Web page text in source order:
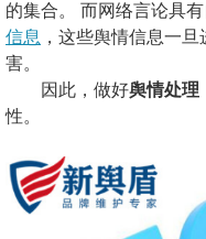
的集合。
而网络言论具
信息 ，这些舆情信息一
害。
因此，做好舆情处理
性。